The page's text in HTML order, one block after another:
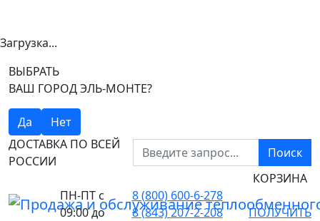
Загрузка...
ВЫБРАТЬ
ВАШ ГОРОД ЭЛЬ-МОНТЕ?
Да
Нет
ДОСТАВКА ПО ВСЕЙ
РОССИИ
Поиск
ПН-ПТ с
09:00 до
8 (800) 600-6-278
8 (843) 207-2-208
КОРЗИНА
ПОЛУЧИТЬ